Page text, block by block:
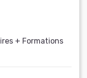
+ Formations